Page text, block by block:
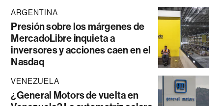
ARGENTINA
Presión sobre los márgenes de
MercadoLibre inquieta a
inversores y acciones caen en el
Nasdaq
VENEZUELA
¿General Motors de vuelta en